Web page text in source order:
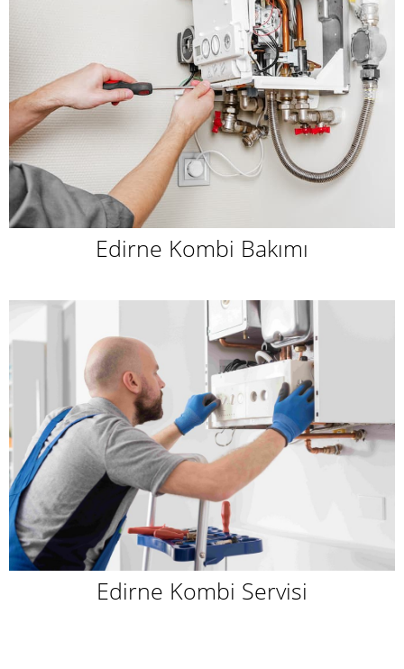
Edirne Kombi Bakımı
Edirne Kombi Servisi